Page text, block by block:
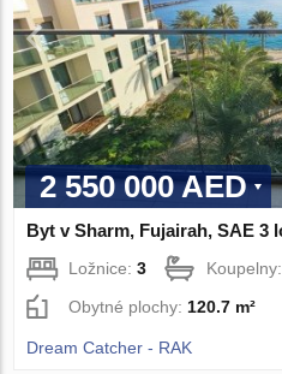
2 550 000 AED
Byt v Sharm, Fujairah, SAE 3
Ložnice:3
Obytné plochy:120.7 m²
Dream Catcher - RAK